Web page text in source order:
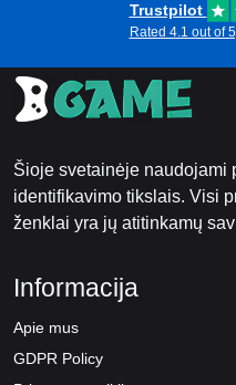
Trustpilot
Rated 4.1 out of
Šioje svetainėje naudojami
identifikavimo tikslais. Visi
ženklai yra jų atitinkamų
Informacija
Apie mus
GDPR Policy